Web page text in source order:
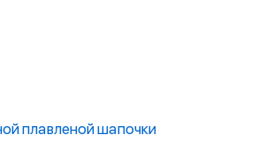
плавленой шапочки